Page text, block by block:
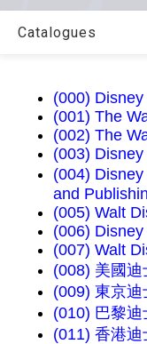
Catalogues
(000)
(001) The
(002) The
(003)
(004)
and
(005) Walt
(006)
(007) Walt
(008) 美國迪
(009) 東京迪
(010) 巴黎迪
(011) 香港迪